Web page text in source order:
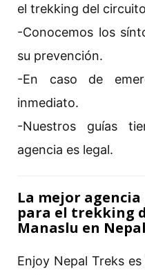
el trekking del
-Conocemos los
su prevención.
-En caso de
inmediato.
-Nuestros guías
agencia es legal.
La mejor
para el trekking
Manaslu en Nepal
Enjoy Nepal Treks